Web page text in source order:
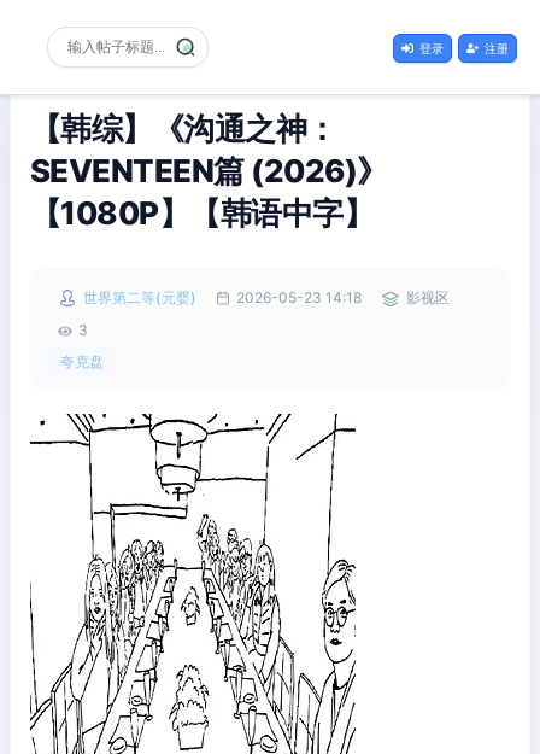
登录 注册
【韩综】《沟通之神：
SEVENTEEN篇 (2026)》
【1080P】【韩语中字】
世界第二等(元婴) 2026-05-23 14:18
影视区
3
夸克盘